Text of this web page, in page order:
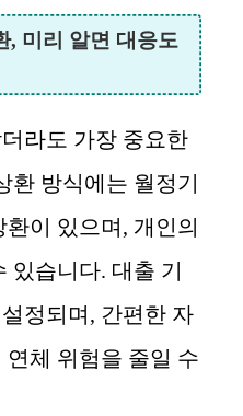
, 미리 알면 대응도
라도 가장 중요한
환 방식에는 월정기
이 있으며, 개인의
있습니다. 대출 기
정되며, 간편한 자
체 위험을 줄일 수